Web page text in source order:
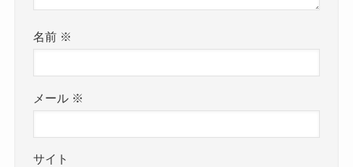
名前 ※
メール ※
サイト